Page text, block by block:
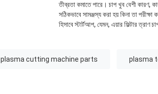
তীব্রতা কমাতে পারে। চাপ খুব বেশী কারণ,
সঠিকভাবে সামঞ্জস্য করা হয় কিনা তা
হিসাবে স্টার্টআপ, যেমন, এয়ার ফিল্টার
plasma cutting machine parts plasma